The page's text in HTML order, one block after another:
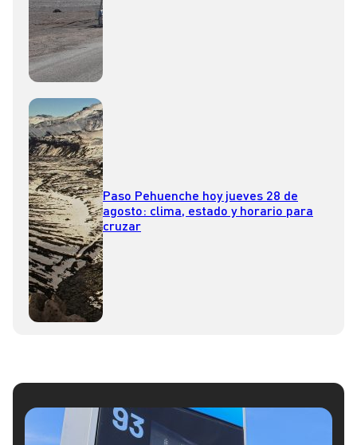
Paso Pehuenche hoy jueves 28 de
agosto: clima, estado y horario para
cruzar